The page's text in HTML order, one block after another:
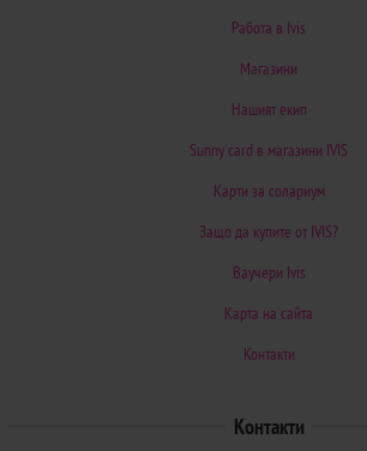
Работа в Ivis
Магазини
Нашият екип
Sunny card в магазини IVIS
Карти за солариум
Защо да купите от IVIS?
Ваучери Ivis
Карта на сайта
Контакти
Контакти